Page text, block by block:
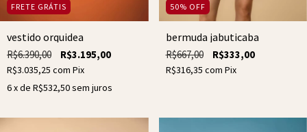
FRETE GRÁTIS
vestido orquidea
R$6.390,00 R$3.195,00
R$3.035,25 com Pix
6x de R$532,50sem juros
50% OFF
bermuda jabuticaba
R$667,00 R$333,00
R$316,35 com Pix